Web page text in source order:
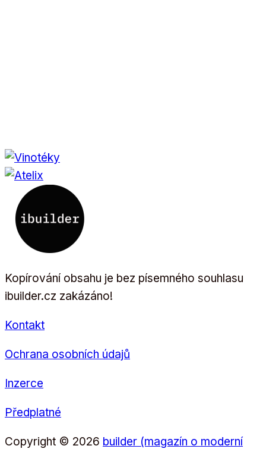
Kopírování obsahu je bez písemného souhlasu
ibuilder.cz zakázáno!
Kontakt
Ochrana osobních údajů
Inzerce
Předplatné
Copyright © 2026 builder (magazín o moderní